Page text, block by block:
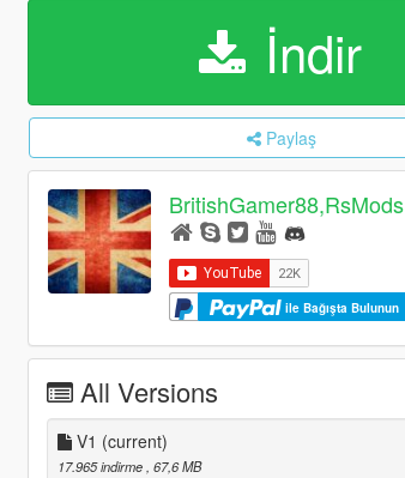
İndir
Paylaş
BritishGamer88,RsMods
ile Bağışta Bulunun
All Versions
V1 (current)
17.965 indirme , 67,6 MB